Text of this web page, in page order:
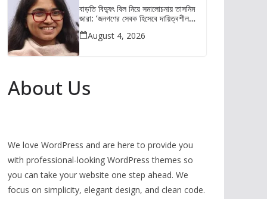
বাড়তি বিদ্যুৎ বিল নিয়ে সমালোচনায় তাসনিম
জারা: ‘জনগণের সেবক হিসেবে দায়িত্বশীল
August 4, 2026
About Us
We love WordPress and are here to provide you
with professional-looking WordPress themes so
you can take your website one step ahead. We
focus on simplicity, elegant design, and clean code.